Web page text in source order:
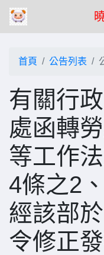
首頁 公告列表
有關行
處函轉
等工作
4條之2
經該部
令修正